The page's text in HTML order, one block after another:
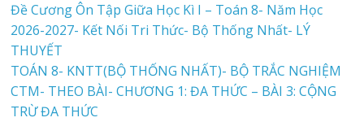
Đề Cương Ôn Tập Giữa Học Kì I – Toán 8- Năm Học
2026-2027- Kết Nối Tri Thức- Bộ Thống Nhất- LÝ
THUYẾT
TOÁN 8- KNTT(BỘ THỐNG NHẤT)- BỘ TRẮC NGHIỆM
CTM- THEO BÀI- CHƯƠNG 1: ĐA THỨC – BÀI 3: CỘNG
TRỪ ĐA THỨC